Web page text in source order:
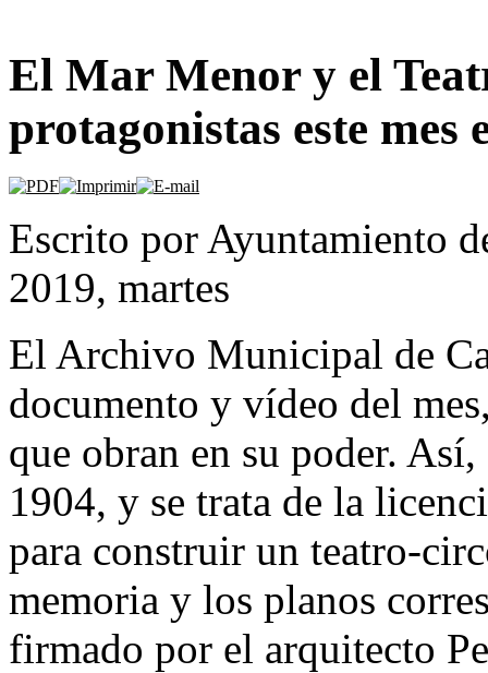
El Mar Menor y el
protagonistas este
Escrito por Ayuntamiento
2019, martes
El Archivo Municipal de
documento y vídeo del
que obran en su poder.
1904, y se trata de la
para construir un teatro-
memoria y los planos
firmado por el arquitecto